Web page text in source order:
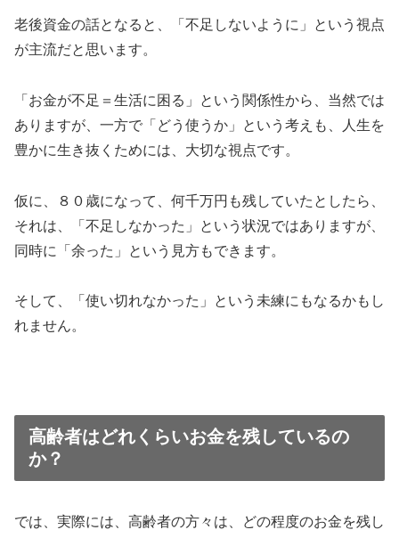
老後資金の話となると、「不足しないように」という視点
が主流だと思います。
「お金が不足＝生活に困る」という関係性から、当然では
ありますが、一方で「どう使うか」という考えも、人生を
豊かに生き抜くためには、大切な視点です。
仮に、８０歳になって、何千万円も残していたとしたら、
それは、「不足しなかった」という状況ではありますが、
同時に「余った」という見方もできます。
そして、「使い切れなかった」という未練にもなるかもし
れません。
高齢者はどれくらいお金を残しているの
か？
では、実際には、高齢者の方々は、どの程度のお金を残し